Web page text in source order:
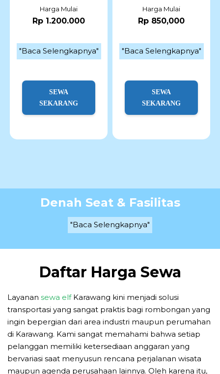
Harga Mulai
Rp 1.200.000
"Baca Selengkapnya"
SEWA
SEKARANG
Harga Mulai
Rp 850,000
"Baca Selengkapnya"
SEWA
SEKARANG
Denah Seat & Fasilitas
"Baca Selengkapnya"
Daftar Harga Sewa
Layanan sewa elfKarawang kini menjadi solusi
transportasi yang sangat praktis bagi rombongan yang
ingin bepergian dari area industri maupun perumahan
di Karawang. Kami sangat memahami bahwa setiap
pelanggan memiliki ketersediaan anggaran yang
bervariasi saat menyusun rencana perjalanan wisata
maupun agenda perusahaan lainnya. Oleh karena itu,